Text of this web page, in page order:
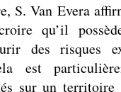
S. Van Evera
qu’il
des risques
est
sur un